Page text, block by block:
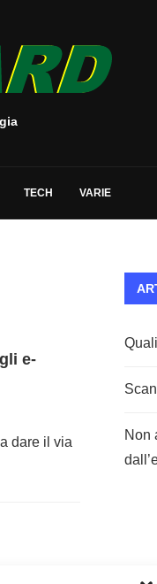
TECH VARIE
e-
dare il via
Non